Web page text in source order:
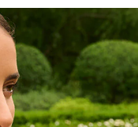
ジェムス
一無二
あるた
ットおよ
かに異な
な点は、
ションま